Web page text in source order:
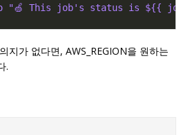
"🍏 This job's status is ${{
지가 없다면, AWS_REGION을 원하는
.